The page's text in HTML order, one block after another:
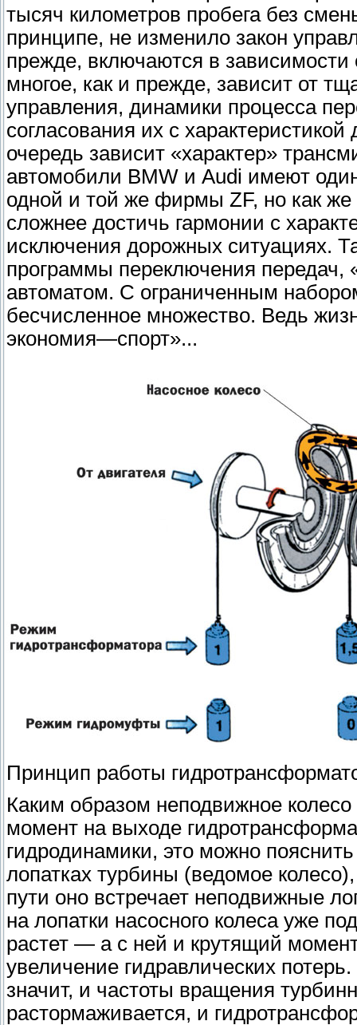
тысяч километров пробега без
принципе, не изменило закон
прежде, включаются в зависимости
многое, как и прежде, зависит от
управления, динамики процесса
согласования их с
очередь зависит «характер»
автомобили BMW и Audi имеют
одной и той же фирмы ZF, но как
сложнее достичь гармонии с
исключения дорожных ситуациях.
программы переключения передач,
автоматом. С ограниченным
бесчисленное множество. Ведь
экономия—спорт»...
Принцип работы
Каким образом неподвижное
момент на выходе
гидродинамики, это можно
лопатках турбины (ведомое
пути оно встречает неподвижные
на лопатки насосного колеса уже
растет — а с ней и крутящий
увеличение гидравлических
значит, и частоты вращения
растормаживается, и